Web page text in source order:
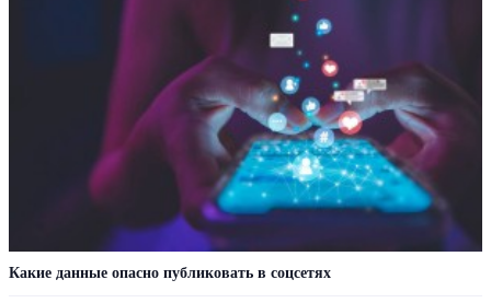
Какие данные опасно публиковать в соцсетях